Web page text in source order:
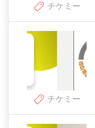
チケミー
チケミー